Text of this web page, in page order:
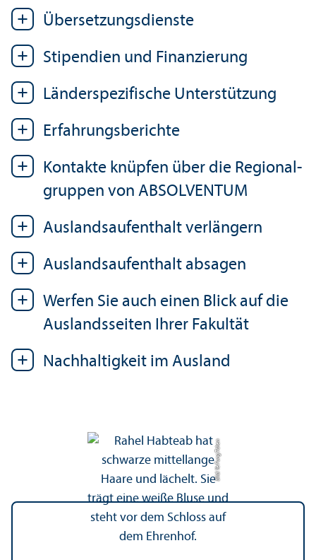
Über­setzungs­dienste
Stipendien und Finanzierung
Länder­spezifische Unter­stützung
Erfahrungs­berichte
Kontakte knüpfen über die Regional­
gruppen von ABSOLVENTUM
Auslands­aufenthalt verlängern
Auslands­aufenthalt absagen
Werfen Sie auch einen Blick auf die
Auslands­seiten Ihrer Fakultät
Nachhaltigkeit im Ausland
Bild: Ye Fung Tchen